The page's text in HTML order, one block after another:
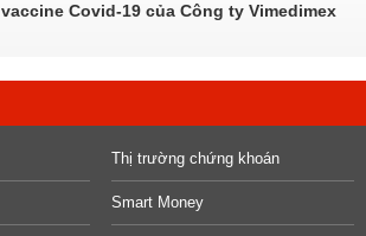
vaccine Covid-19 của Công ty Vimedimex
Thị trường chứng khoán
Smart Money